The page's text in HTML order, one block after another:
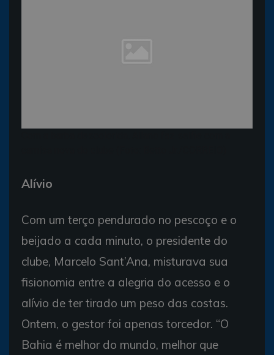
Alívio
Com um terço pendurado no pescoço e o
beijado a cada minuto, o presidente do
clube, Marcelo Sant’Ana, misturava sua
fisionomia entre a alegria do acesso e o
alívio de ter tirado um peso das costas.
Ontem, o gestor foi apenas torcedor. “O
Bahia é melhor do mundo, melhor que